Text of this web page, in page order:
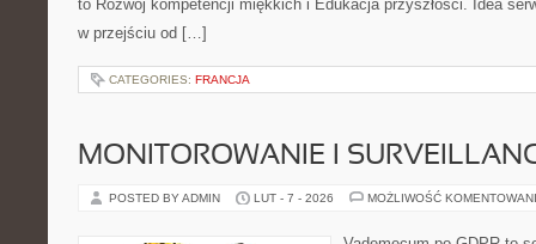
to Rozwój kompetencji miękkich i Edukacja przyszłości. Idea
w przejściu od […]
CATEGORIES: FRANCJA
MONITOROWANIE I
POSTED BY ADMIN LUT - 7 - 2026 MOŻLIWOŚĆ